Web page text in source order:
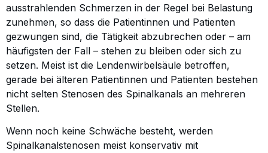
ausstrahlenden Schmerzen in der Regel bei Belastung
zunehmen, so dass die Patientinnen und Patienten
gezwungen sind, die Tätigkeit abzubrechen oder – am
häufigsten der Fall – stehen zu bleiben oder sich zu
setzen. Meist ist die Lendenwirbelsäule betroffen,
gerade bei älteren Patientinnen und Patienten bestehen
nicht selten Stenosen des Spinalkanals an mehreren
Stellen.
Wenn noch keine Schwäche besteht, werden
Spinalkanalstenosen meist konservativ mit